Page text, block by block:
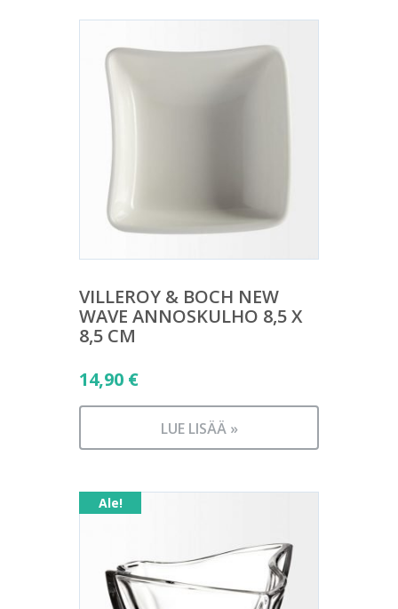
VILLEROY & BOCH NEW
WAVE ANNOSKULHO 8,5 X
8,5 CM
14,90 €
LUE LISÄÄ »
Ale!